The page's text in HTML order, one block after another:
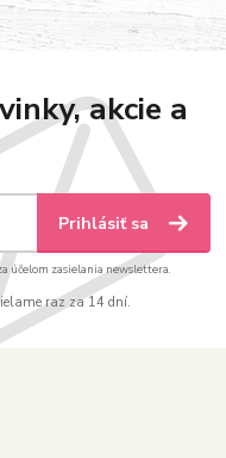
akcie a
Prihlásiť sa
účelom zasielania newslettera.
raz za 14 dní.